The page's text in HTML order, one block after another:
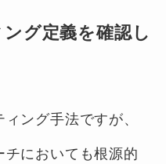
グ定義を確認し
ング手法ですが、
においても根源的